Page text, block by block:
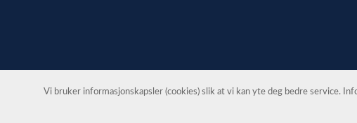
Vi bruker informasjonskapsler (cookies) slik at vi kan yte deg bedre service.